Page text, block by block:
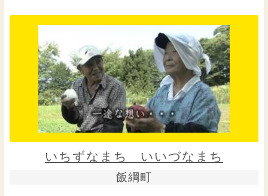
いちずなまち いいづなまち
飯綱町